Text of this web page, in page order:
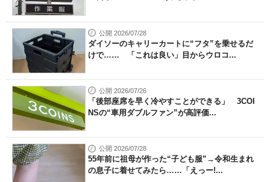
公開 2026/07/28
ダイソーのキャリーカートに“フタ”を乗せるだ
けで…… 「これは良い」目からウロコ...
公開 2026/07/26
「後部座席を早く冷やすことができる」 3COI
NSの“車用ダブルファン”が高評価...
公開 2026/07/28
55年前に祖母が作った“子ども服”→令和生まれ
の息子に着せてみたら……「えっー!...